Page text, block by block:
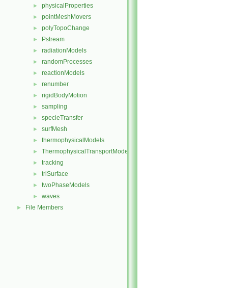
► physicalProperties
► pointMeshMovers
► polyTopoChange
► Pstream
► radiationModels
► randomProcesses
► reactionModels
► renumber
► rigidBodyMotion
► sampling
► specieTransfer
► surfMesh
► thermophysicalModels
► ThermophysicalTransportModels
► tracking
► triSurface
► twoPhaseModels
► waves
► File Members